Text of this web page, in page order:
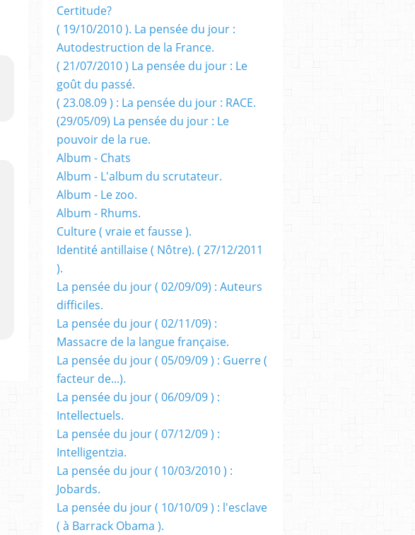
Certitude?
( 19/10/2010 ). La pensée du jour :
Autodestruction de la France.
( 21/07/2010 ) La pensée du jour : Le
goût du passé.
( 23.08.09 ) : La pensée du jour : RACE.
(29/05/09) La pensée du jour : Le
pouvoir de la rue.
Album - Chats
Album - L'album du scrutateur.
Album - Le zoo.
Album - Rhums.
Culture ( vraie et fausse ).
Identité antillaise ( Nôtre). ( 27/12/2011
).
La pensée du jour ( 02/09/09) : Auteurs
difficiles.
La pensée du jour ( 02/11/09) :
Massacre de la langue française.
La pensée du jour ( 05/09/09 ) : Guerre (
facteur de...).
La pensée du jour ( 06/09/09 ) :
Intellectuels.
La pensée du jour ( 07/12/09 ) :
Intelligentzia.
La pensée du jour ( 10/03/2010 ) :
Jobards.
La pensée du jour ( 10/10/09 ) : l'esclave
( à Barrack Obama ).